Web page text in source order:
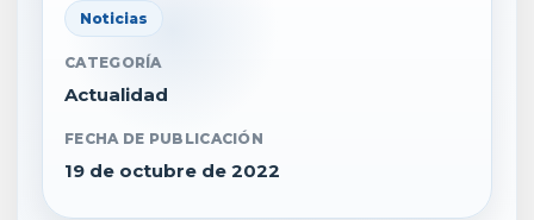
Noticias
CATEGORÍA
Actualidad
FECHA DE PUBLICACIÓN
19 de octubre de 2022